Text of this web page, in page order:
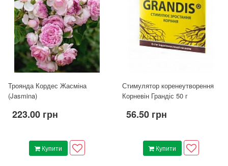
Троянда Кордес Жасміна
(Jasmina)
223.00 грн
Купити
Стимулятор коренеутворення
Корневін Грандіс 50 г
56.50 грн
Купити